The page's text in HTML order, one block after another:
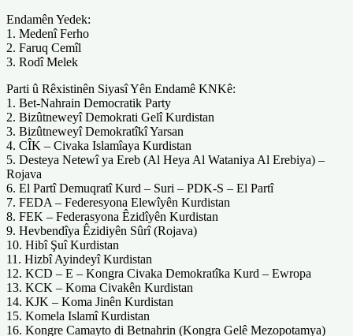
Endamên Yedek:
1. Medenî Ferho
2. Faruq Cemîl
3. Rodî Melek
Parti û Rêxistinên Siyasî Yên Endamê KNKê:
1. Bet-Nahrain Democratik Party
2. Bizûtneweyî Demokrati Gelî Kurdistan
3. Bizûtneweyî Demokratîkî Yarsan
4. CÎK – Civaka Islamîaya Kurdistan
5. Desteya Netewî ya Ereb (Al Heya Al Wataniya Al Erebiya) –
Rojava
6. El Partî Demuqratî Kurd – Suri – PDK-S – El Partî
7. FEDA – Federesyona Elewîyên Kurdistan
8. FEK – Federasyona Êzidîyên Kurdistan
9. Hevbendîya Êzidiyên Sûrî (Rojava)
10. Hibî Şuî Kurdistan
11. Hizbî Ayindeyî Kurdistan
12. KCD – E – Kongra Civaka Demokratîka Kurd – Ewropa
13. KCK – Koma Civakên Kurdistan
14. KJK – Koma Jinên Kurdistan
15. Komela Islamî Kurdistan
16. Kongre Camayto di Betnahrin (Kongra Gelê Mezopotamya)